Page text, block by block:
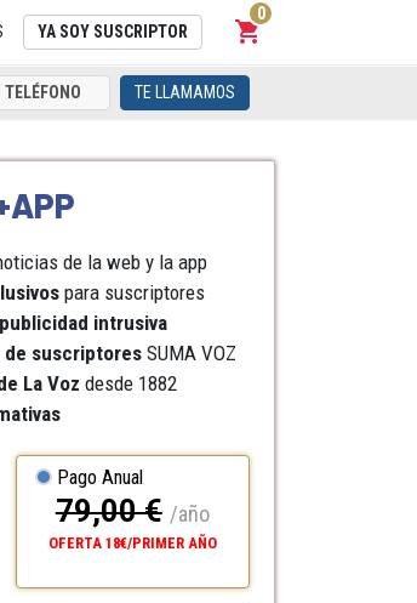
YA SOY SUSCRIPTOR shopping_cart
Carrito
0
TE LLAMAMOS
de la web y la app
para suscriptores
intrusiva
suscriptoresSUMA VOZ
La Voz desde 1882
Pago Anual
79,00 € /año
OFERTA 18€/PRIMER AÑO